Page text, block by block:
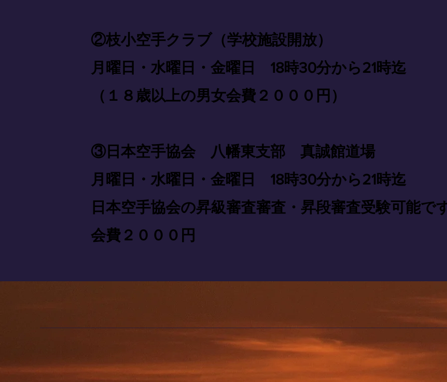
②枝小空手クラブ（学校施設開放）
月曜日・水曜日・金曜日 18時30分から21時迄
（１８歳以上の男女会費２０００円）
③日本空手協会 八幡東支部 真誠館道場
月曜日・水曜日・金曜日 18時30分から21時迄
日本空手協会の昇級審査審査・昇段審査受験可能で
会費２０００円